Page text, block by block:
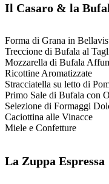
Il Casaro & la
Forma di Grana in
Treccione di Bufala al
Mozzarella di Bufala
Ricottine Aromatizzate
Stracciatella su letto di
Primo Sale di Bufala con
Selezione di Formaggi
Caciottina alle Vinacce
Miele e Confetture
La Zuppa Espressa